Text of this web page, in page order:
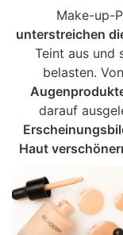
Make-up-
unterstreichen
Teint aus und
belasten. Von
darauf
Haut